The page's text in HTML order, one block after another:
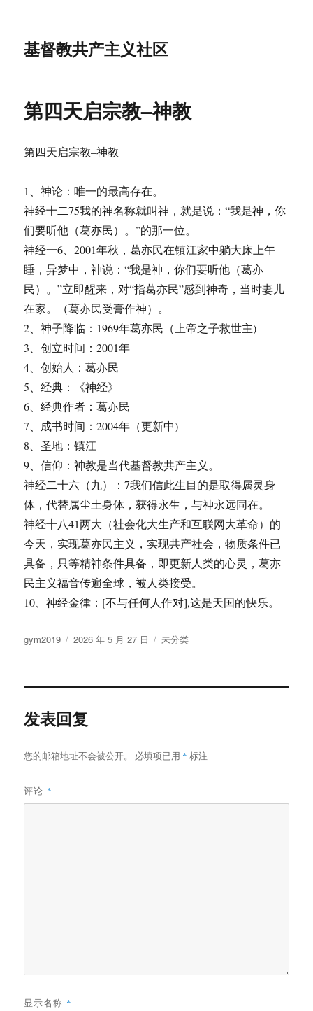
基督教共产主义社区
第四天启宗教–神教
第四天启宗教–神教
1、神论：唯一的最高存在。
神经十二75我的神名称就叫神，就是说：“我是神，你
们要听他（葛亦民）。”的那一位。
神经一6、2001年秋，葛亦民在镇江家中躺大床上午
睡，异梦中，神说：“我是神，你们要听他（葛亦
民）。”立即醒来，对“指葛亦民”感到神奇，当时妻儿
在家。（葛亦民受膏作神）。
2、神子降临：1969年葛亦民（上帝之子救世主)
3、创立时间：2001年
4、创始人：葛亦民
5、经典：《神经》
6、经典作者：葛亦民
7、成书时间：2004年（更新中)
8、圣地：镇江
9、信仰：神教是当代基督教共产主义。
神经二十六（九）：7我们信此生目的是取得属灵身
体，代替属尘土身体，获得永生，与神永远同在。
神经十八41两大（社会化大生产和互联网大革命）的
今天，实现葛亦民主义，实现共产社会，物质条件已
具备，只等精神条件具备，即更新人类的心灵，葛亦
民主义福音传遍全球，被人类接受。
10、神经金律：[不与任何人作对],这是天国的快乐。
作
gym2019
发
2026 年 5 月 27 日
分
未分类
发表回复
您的邮箱地址不会被公开。 必填项已用 * 标注
评论 *
显示名称 *